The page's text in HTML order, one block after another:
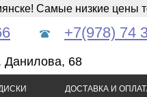
Самые низкие цены
+7(978) 74
Данилова, 68
ДОСТАВКА И